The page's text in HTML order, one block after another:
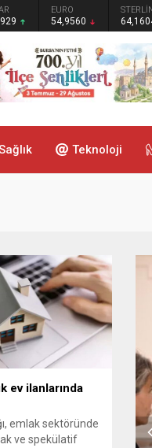
EURO
54,9560
Teknoloji
ev ilanlarında
emlak sektöründe
ve spekülatif